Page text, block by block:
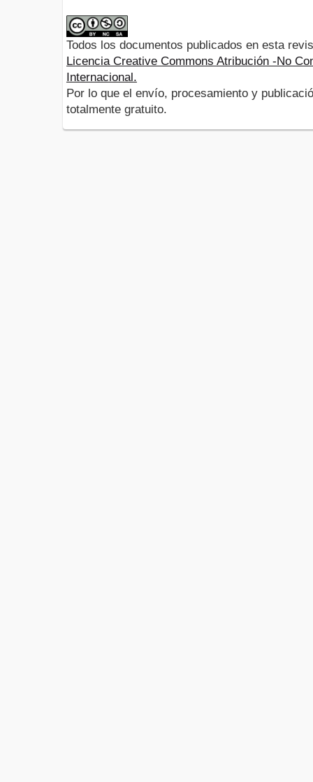
Todos los documentos publicados en esta
Licencia Creative Commons Atribución -No
Internacional.
Por lo que el envío, procesamiento y
totalmente gratuito.